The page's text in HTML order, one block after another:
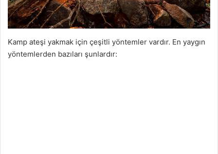
Kamp ateşi yakmak için çeşitli yöntemler vardır. En yaygın
yöntemlerden bazıları şunlardır: